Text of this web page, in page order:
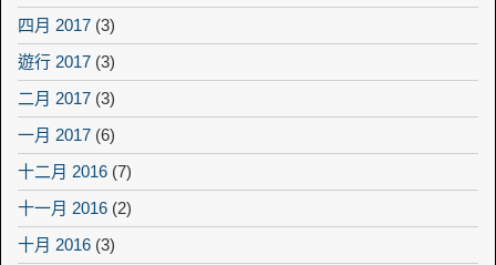
四月 2017 (3)
遊行 2017 (3)
二月 2017 (3)
一月 2017 (6)
十二月 2016 (7)
十一月 2016 (2)
十月 2016 (3)